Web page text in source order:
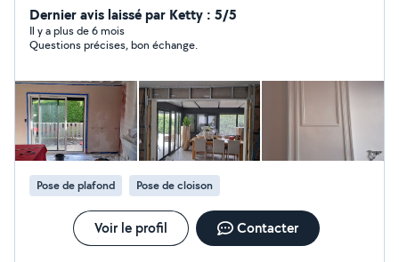
Électricité - Carrelage & faïence - Montage de meubles
& cuisines - Travail propre, soigné et durable - Analyse
précise de votre besoin - Respect des délais - Conseils
rigueur et souci du détail. Un projet ? Une réparation ?
Besoin d'un devis rapide ? Contactez-moi (06-84-87-48-
10), réponse rapide assurée.
Dernier avis laissé par Ketty : 5/5
Il y a plus de 6 mois
Questions précises, bon échange.
Pose de plafond Pose de cloison
Voir le profil Contacter